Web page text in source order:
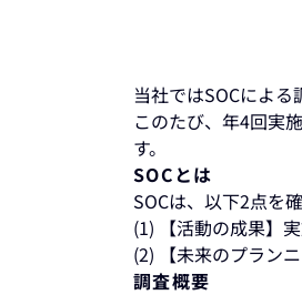
当社ではSOCによる
このたび、年4回実
す。
SOCとは
SOCは、以下2点を
(1) 【活動の成果】
(2) 【未来のプラン
調査概要